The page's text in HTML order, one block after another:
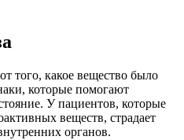
того, какое вещество было
которые помогают
У пациентов, которые
веществ, страдает
органов.